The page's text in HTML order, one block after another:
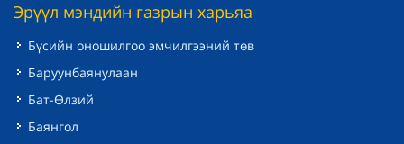
Эрүүл мэндийн газрын харьяа
Бүсийн оношилгоо эмчилгээний төв
Баруунбаянулаан
Бат-Өлзий
Баянгол